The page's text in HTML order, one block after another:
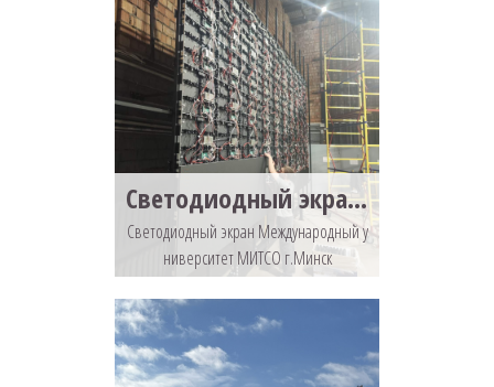
Светодиодный экран Международный университет МИТСО г.Минск
Светодиодный экран Международный у
ниверситет МИТСО г.Минск